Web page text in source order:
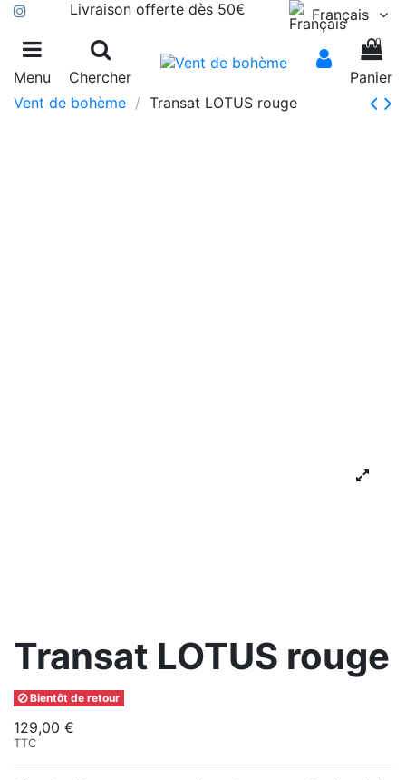
Livraison offerte dès 50€ Français
Menu Chercher
0
Panier
Vent de bohème
Transat LOTUS rouge
Transat LOTUS rouge
Bientôt de retour
129,00 €
TTC